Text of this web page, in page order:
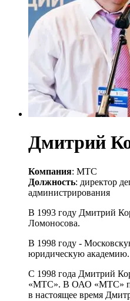
Дмитрий
Компания: МТС
Должность: директор
администрирования
В 1993 году Дмитрий
Ломоносова.
В 1998 году -
юридическую академию.
С 1998 года Дмитрий
«МТС». В ОАО «МТС»
в настоящее время